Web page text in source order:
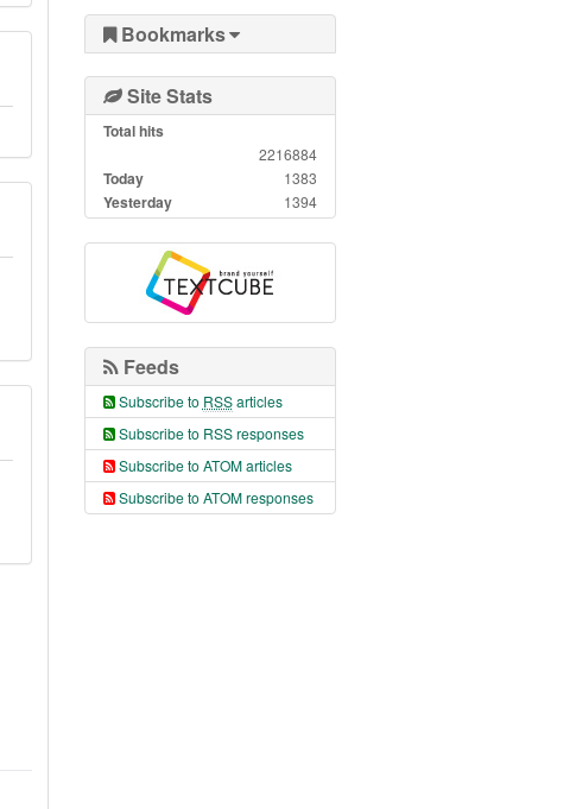
Bookmarks
Site Stats
Total hits
2216884
Today 1383
Yesterday 1394
Feeds
Subscribe to RSSarticles
Subscribe to RSS responses
Subscribe to ATOM articles
Subscribe to ATOM responses